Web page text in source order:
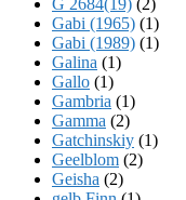
Gabi (1965) (1)
Gabi (1989) (1)
Galina (1)
Gallo (1)
Gambria (1)
Gamma (2)
Gatchinskiy (1)
Geelblom (2)
Geisha (2)